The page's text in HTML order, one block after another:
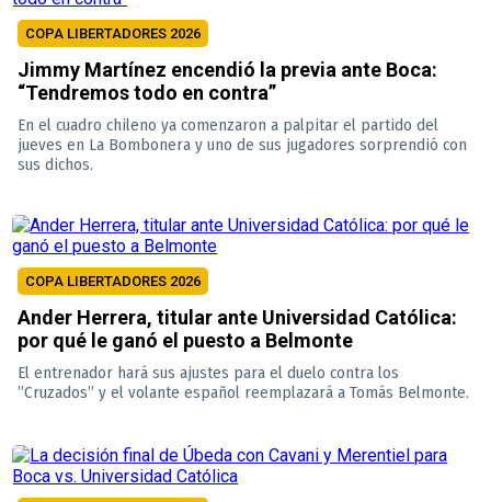
COPA LIBERTADORES 2026
Jimmy Martínez encendió la previa ante Boca:
“Tendremos todo en contra”
En el cuadro chileno ya comenzaron a palpitar el partido del
jueves en La Bombonera y uno de sus jugadores sorprendió con
sus dichos.
COPA LIBERTADORES 2026
Ander Herrera, titular ante Universidad Católica:
por qué le ganó el puesto a Belmonte
El entrenador hará sus ajustes para el duelo contra los
”Cruzados” y el volante español reemplazará a Tomás Belmonte.